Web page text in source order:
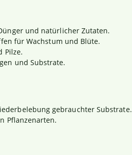
und natürlicher Zutaten.
für Wachstum und Blüte.
Pilze.
und Substrate.
gebrauchter Substrate.
Pflanzenarten.